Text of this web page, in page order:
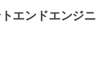
エンドエンジニ